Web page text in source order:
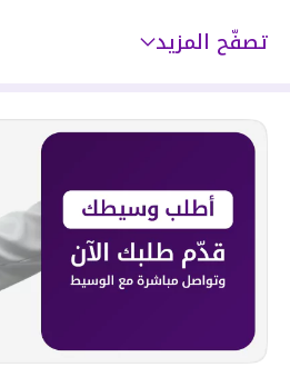
تصفّح المزيد